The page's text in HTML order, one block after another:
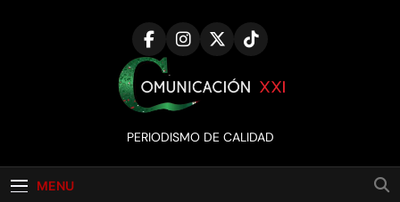
Comunicación
XXI
PERIODISMO DE CALIDAD
MENU